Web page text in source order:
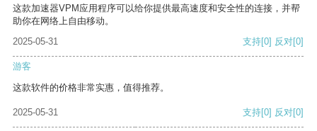
这款加速器VPM应用程序可以给你提供最高速度和安全性的连接，并帮
助你在网络上自由移动。
2025-05-31
支持[0] 反对[0]
游客
这款软件的价格非常实惠，值得推荐。
2025-05-31 支持[0] 反对[0]